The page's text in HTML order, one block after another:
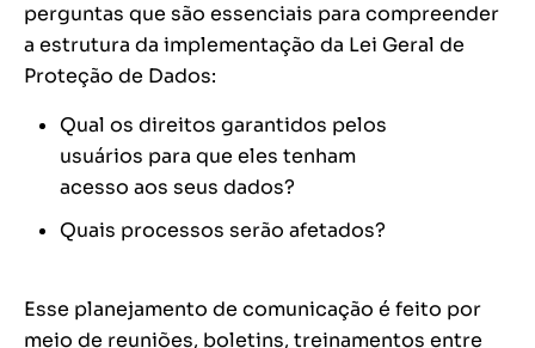
perguntas que são essenciais para compreender
a estrutura da implementação da Lei Geral de
Proteção de Dados:
Qual os direitos garantidos pelos
usuários para que eles tenham
acesso aos seus dados?
Quais processos serão afetados?
Esse planejamento de comunicação é feito por
meio de reuniões, boletins, treinamentos entre